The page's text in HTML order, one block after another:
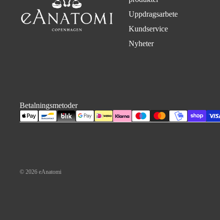
Uppdragsarbete
Kundservice
Nyheter
Betalningsmetoder
© 2026 eAnatomi